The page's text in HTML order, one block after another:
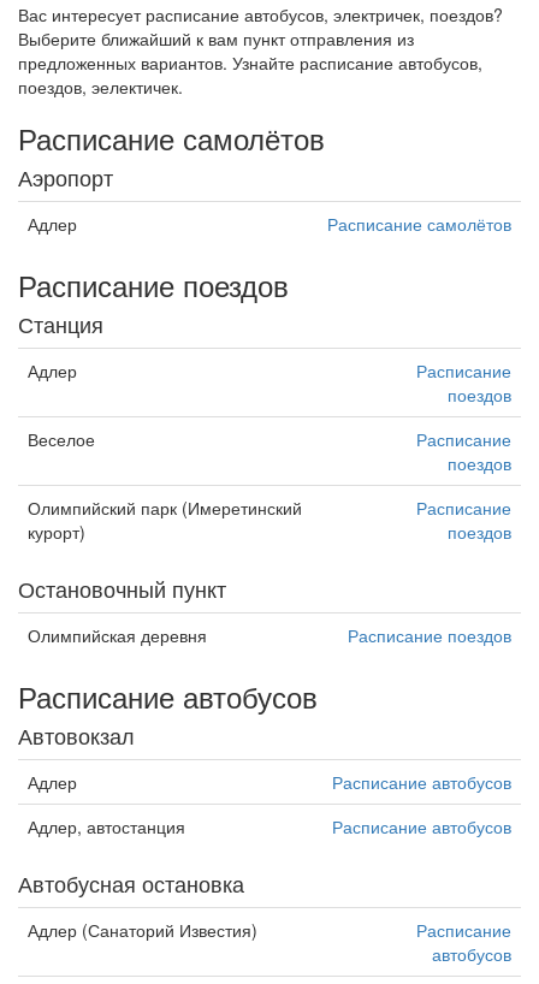
Вас интересует расписание автобусов, электричек, поездов?
Выберите ближайший к вам пункт отправления из
предложенных вариантов. Узнайте расписание автобусов,
поездов, эелектичек.
Расписание самолётов
Аэропорт
Адлер Расписание самолётов
Расписание поездов
Станция
Адлер
Расписание
поездов
Веселое
Расписание
поездов
Олимпийский парк (Имеретинский
курорт)
Расписание
поездов
Остановочный пункт
Олимпийская деревня Расписание поездов
Расписание автобусов
Автовокзал
Адлер
Расписание автобусов
Адлер, автостанция
Расписание автобусов
Автобусная остановка
Адлер (Санаторий Известия)
Расписание
автобусов